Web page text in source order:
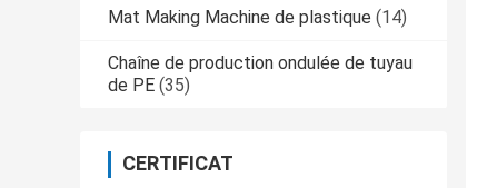
Mat Making Machine de plastique (14)
Chaîne de production ondulée de tuyau
de PE (35)
CERTIFICAT